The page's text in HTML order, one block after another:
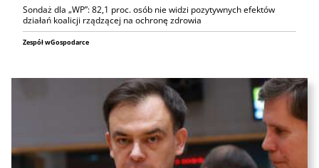
Sondaż dla „WP”: 82,1 proc. osób nie widzi pozytywnych efektów
działań koalicji rządzącej na ochronę zdrowia
Zespół wGospodarce